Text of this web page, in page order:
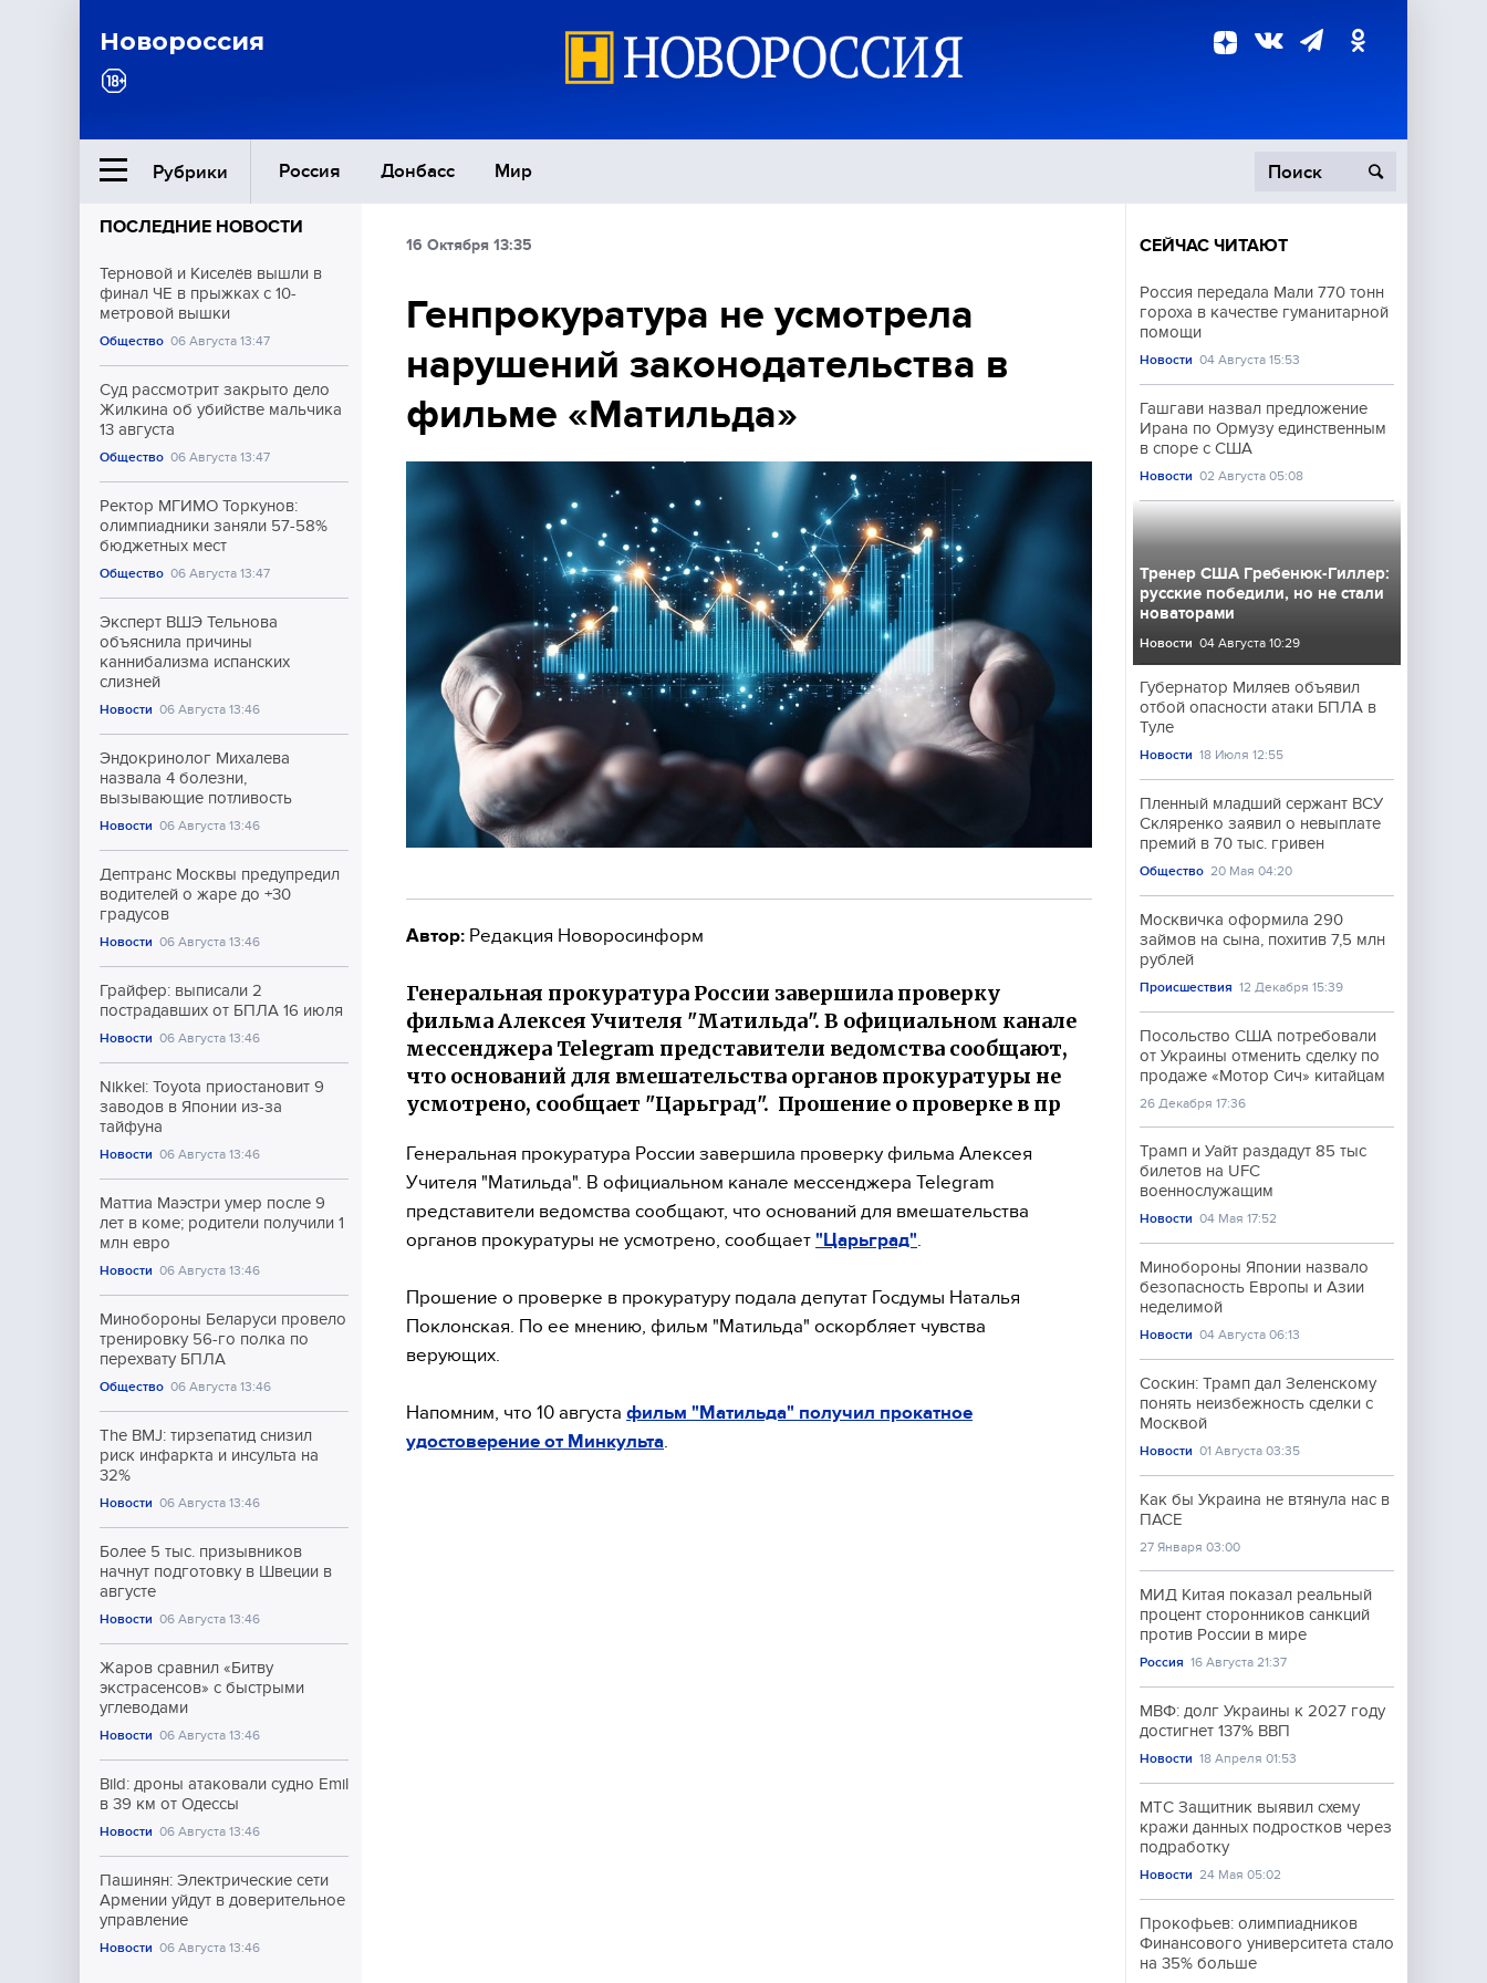
Новороссия
Рубрики Россия Донбасс Мир
Ближний Восток
Общество
Экономика
Происшествия
Культура
Спорт
ПОСЛЕДНИЕ НОВОСТИ
Терновой и Киселёв вышли в
финал ЧЕ в прыжках с 10-
метровой вышки
Общество 06 Августа 13:47
Суд рассмотрит закрыто дело
Жилкина об убийстве мальчика
13 августа
Общество 06 Августа 13:47
Ректор МГИМО Торкунов:
олимпиадники заняли 57-58%
бюджетных мест
Общество 06 Августа 13:47
Эксперт ВШЭ Тельнова
объяснила причины
каннибализма испанских
слизней
Новости 06 Августа 13:46
Эндокринолог Михалева
назвала 4 болезни,
вызывающие потливость
Новости 06 Августа 13:46
Дептранс Москвы предупредил
водителей о жаре до +30
градусов
Новости 06 Августа 13:46
Грайфер: выписали 2
пострадавших от БПЛА 16 июля
Новости 06 Августа 13:46
Nikkei: Toyota приостановит 9
заводов в Японии из-за
тайфуна
Новости 06 Августа 13:46
Маттиа Маэстри умер после 9
лет в коме; родители получили 1
млн евро
Новости 06 Августа 13:46
Минобороны Беларуси провело
тренировку 56-го полка по
перехвату БПЛА
Общество 06 Августа 13:46
The BMJ: тирзепатид снизил
риск инфаркта и инсульта на
32%
Новости 06 Августа 13:46
Более 5 тыс. призывников
начнут подготовку в Швеции в
августе
Новости 06 Августа 13:46
Жаров сравнил «Битву
экстрасенсов» с быстрыми
углеводами
Новости 06 Августа 13:46
Bild: дроны атаковали судно Emil
в 39 км от Одессы
Новости 06 Августа 13:46
Пашинян: Электрические сети
Армении уйдут в доверительное
управление
Новости 06 Августа 13:46
16 Октября 13:35
Генпрокуратура не усмотрела
нарушений законодательства в
фильме «Матильда»
Автор: Редакция Новоросинформ
Генеральная прокуратура России завершила проверку
фильма Алексея Учителя "Матильда". В официальном канале
мессенджера Telegram представители ведомства сообщают,
что оснований для вмешательства органов прокуратуры не
усмотрено, сообщает "Царьград". Прошение о проверке в пр
Генеральная прокуратура России завершила проверку фильма Алексея
Учителя "Матильда". В официальном канале мессенджера Telegram
представители ведомства сообщают, что оснований для вмешательства
органов прокуратуры не усмотрено, сообщает "Царьград"
Прошение о проверке в прокуратуру подала депутат Госдумы Наталья
Поклонская. По ее мнению, фильм "Матильда" оскорбляет чувства
верующих.
Напомним, что 10 августа фильм "Матильда" получил прокатное
удостоверение от Минкульта
СЕЙЧАС ЧИТАЮТ
Россия передала Мали 770 тонн
гороха в качестве гуманитарной
помощи
Новости 04 Августа 15:53
Гашгави назвал предложение
Ирана по Ормузу единственным
в споре с США
Новости 02 Августа 05:08
Тренер США Гребенюк-Гиллер:
русские победили, но не стали
новаторами
Новости 04 Августа 10:29
Губернатор Миляев объявил
отбой опасности атаки БПЛА в
Туле
Новости 18 Июля 12:55
Пленный младший сержант ВСУ
Скляренко заявил о невыплате
премий в 70 тыс. гривен
Общество 20 Мая 04:20
Москвичка оформила 290
займов на сына, похитив 7,5 млн
рублей
Происшествия 12 Декабря 15:39
Посольство США потребовали
от Украины отменить сделку по
продаже «Мотор Сич» китайцам
26 Декабря 17:36
Трамп и Уайт раздадут 85 тыс
билетов на UFC
военнослужащим
Новости 04 Мая 17:52
Минобороны Японии назвало
безопасность Европы и Азии
неделимой
Новости 04 Августа 06:13
Соскин: Трамп дал Зеленскому
понять неизбежность сделки с
Москвой
Новости 01 Августа 03:35
Как бы Украина не втянула нас в
ПАСЕ
27 Января 03:00
МИД Китая показал реальный
процент сторонников санкций
против России в мире
Россия 16 Августа 21:37
МВФ: долг Украины к 2027 году
достигнет 137% ВВП
Новости 18 Апреля 01:53
МТС Защитник выявил схему
кражи данных подростков через
подработку
Новости 24 Мая 05:02
Прокофьев: олимпиадников
Финансового университета стало
на 35% больше